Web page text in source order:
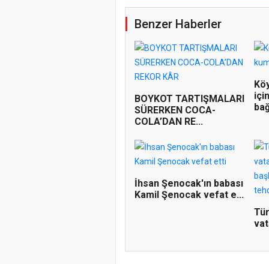
Benzer Haberler
BOYKOT TARTIŞMALARI
SÜRERKEN COCA-
COLA’DAN RE...
İhsan Şenocak'ın babası
Kamil Şenocak vefat e...